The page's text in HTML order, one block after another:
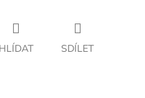
HLÍDAT SDÍLET